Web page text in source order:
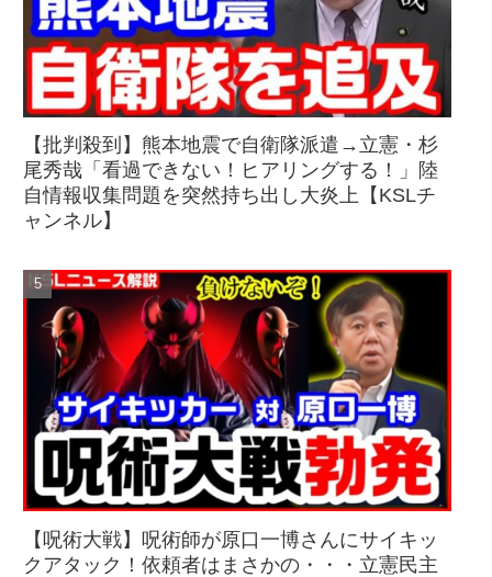
【批判殺到】熊本地震で自衛隊派遣→立憲・杉
尾秀哉「看過できない！ヒアリングする！」陸
自情報収集問題を突然持ち出し大炎上【KSLチ
ャンネル】
【呪術大戦】呪術師が原口一博さんにサイキッ
クアタック！依頼者はまさかの・・・立憲民主